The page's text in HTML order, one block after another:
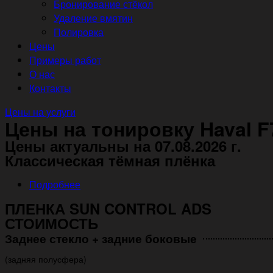
Бронирование стёкол
Удаление вмятин
Полировка
Цены
Примеры работ
О нас
Контакты
Цены на услуги
Цены на тонировку Haval
Цены актуальны на 07.08.2026 г.
Классическая тёмная плёнка
Подробнее
ПЛЕНКА SUN CONTROL ADS
СТОИМОСТЬ
Заднее стекло + задние боковые
(задняя полусфера)